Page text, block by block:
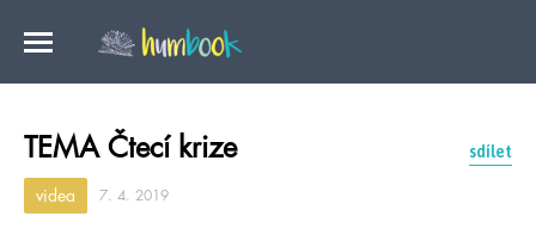
TEMA Čtecí krize sdílet
videa 7. 4. 2019